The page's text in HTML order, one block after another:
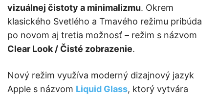
vizuálnej čistoty a minimalizmu. Okrem
klasického Svetlého a Tmavého režimu pribúda
po novom aj tretia možnosť – režim s názvom
Clear Look / Čisté zobrazenie.
Nový režim využíva moderný dizajnový jazyk
Apple s názvom Liquid Glass, ktorý vytvára